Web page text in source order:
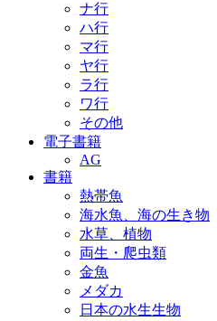
ナ行
ハ行
マ行
ヤ行
ラ行
ワ行
その他
電子書籍
AG
書籍
熱帯魚
海水魚、海の生き物
水草、植物
両生・爬虫類
金魚
メダカ
日本の水生生物